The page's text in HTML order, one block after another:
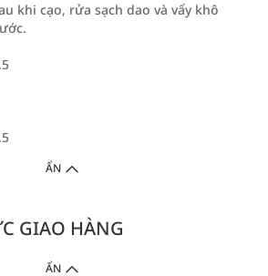
khi cạo, rửa sạch dao và vẩy khô
ẨN
GIAO HÀNG
ẨN